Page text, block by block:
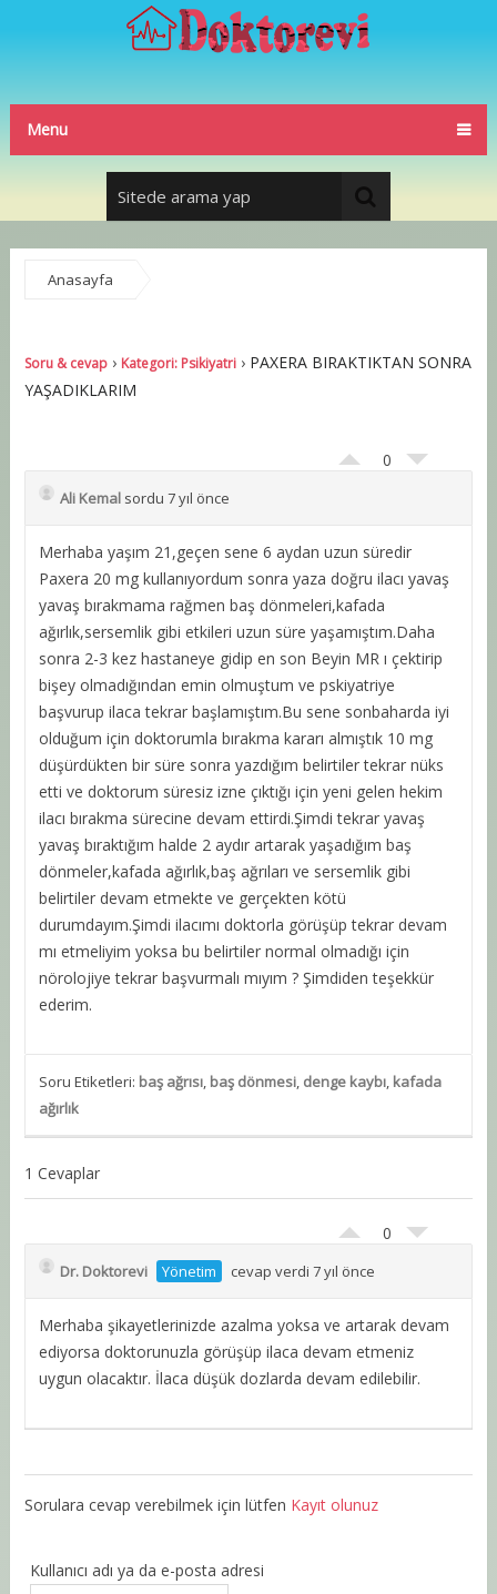
Menu
Anasayfa
Soru & cevap› Kategori: Psikiyatri› PAXERA BIRAKTIKTAN SONRA
YAŞADIKLARIM
0
Ali Kemalsordu 7 yıl önce
Merhaba yaşım 21,geçen sene 6 aydan uzun süredir
Paxera 20 mg kullanıyordum sonra yaza doğru ilacı yavaş
yavaş bırakmama rağmen baş dönmeleri,kafada
ağırlık,sersemlik gibi etkileri uzun süre yaşamıştım.Daha
sonra 2-3 kez hastaneye gidip en son Beyin MR ı çektirip
bişey olmadığından emin olmuştum ve pskiyatriye
başvurup ilaca tekrar başlamıştım.Bu sene sonbaharda iyi
olduğum için doktorumla bırakma kararı almıştık 10 mg
düşürdükten bir süre sonra yazdığım belirtiler tekrar nüks
etti ve doktorum süresiz izne çıktığı için yeni gelen hekim
ilacı bırakma sürecine devam ettirdi.Şimdi tekrar yavaş
yavaş bıraktığım halde 2 aydır artarak yaşadığım baş
dönmeler,kafada ağırlık,baş ağrıları ve sersemlik gibi
belirtiler devam etmekte ve gerçekten kötü
durumdayım.Şimdi ilacımı doktorla görüşüp tekrar devam
mı etmeliyim yoksa bu belirtiler normal olmadığı için
nörolojiye tekrar başvurmalı mıyım ? Şimdiden teşekkür
ederim.
Soru Etiketleri: baş ağrısı, baş dönmesi, denge kaybı, kafada
ağırlık
1 Cevaplar
0
Dr. Doktorevi Yönetim cevap verdi 7 yıl önce
Merhaba şikayetlerinizde azalma yoksa ve artarak devam
ediyorsa doktorunuzla görüşüp ilaca devam etmeniz
uygun olacaktır. İlaca düşük dozlarda devam edilebilir.
Sorulara cevap verebilmek için lütfen Kayıt olunuz
Kullanıcı adı ya da e-posta adresi